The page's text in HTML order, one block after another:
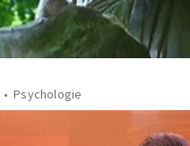
Psychologie